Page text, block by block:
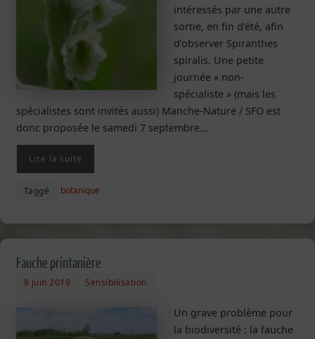
intéressés par une autre
sortie, en fin d’été, afin
d’observer Spiranthes
spiralis. Une petite
journée « non-
spécialiste » (mais les
spécialistes sont invités aussi) Manche-Nature / SFO est
donc proposée le samedi 7 septembre…
Lire la suite
Taggé botanique
Fauche printanière
8 juin 2019 Sensibilisation
Un grave problème pour
la biodiversité : la fauche